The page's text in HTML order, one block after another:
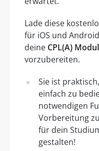
Lade diese
für iOS und
deine CPL(A)
vorzubereiten.
Sie ist
einfach zu
notwendigen
Vorbereitung
für dein
gestalten!